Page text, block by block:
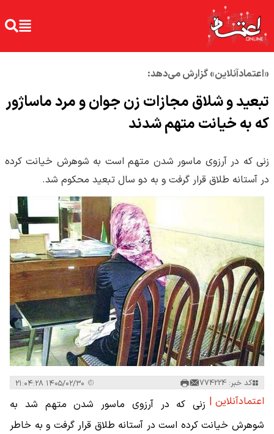
«اعتمادآنلاین» گزارش می‌دهد:
تبعید و شلاق مجازات زن جوان و مرد ماساژور
که به خیانت متهم شدند
زنی که در آرزوی ماسور شدن متهم است به شوهرش خیانت کرده
در آستانه طلاق قرار گرفت و به دو سال تبعید محکوم شد.
کد خبر: 774224
اعتمادآنلاین | زنی که در آرزوی ماسور شدن متهم شد به
شوهرش خیانت کرده است در آستانه طلاق قرار گرفت و به خاطر